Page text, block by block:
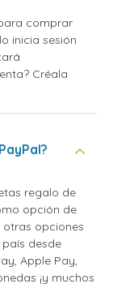
comprar
inicia sesión
Créala
regalo de
opción de
opciones
desde
Apple Pay,
¡y muchos